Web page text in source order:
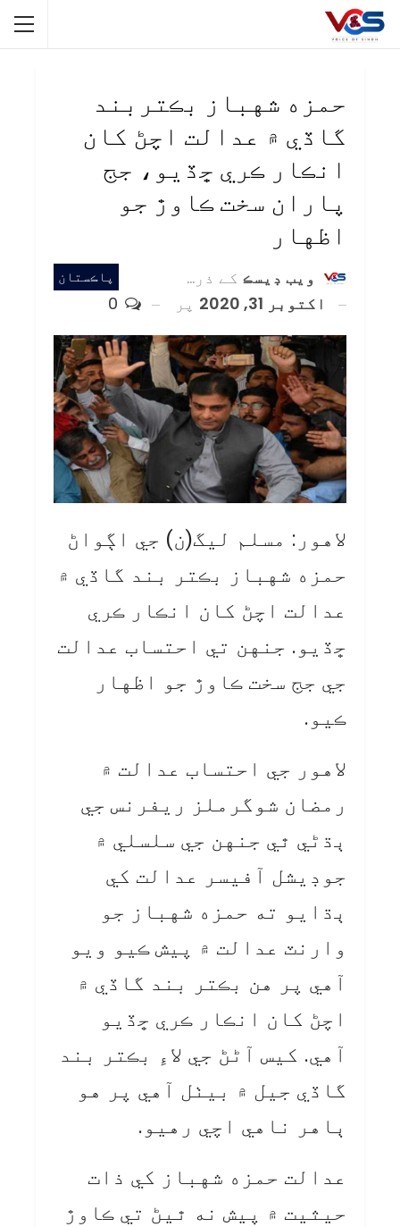
حمزه شهباز بڪتربند
گاڏي ۾ عدالت اچڻ کان
انڪار ڪري ڇڏيو، جج
پاران سخت ڪاوڙ جو
اظهار
پاڪستان ويب ڊيسڪ کے ذریعہ
اکتوبر 31, 2020
پر
لاهور: مسلم ليگ(ن) جي اڳواڻ
حمزه شهباز بڪتر بند گاڏي ۾
عدالت اچڻ کان انڪار ڪري
ڇڏيو. جنهن تي احتساب عدالت
جي جج سخت ڪاوڙ جو اظهار
ڪيو.
لاهور جي احتساب عدالت ۾
رمضان شوگرملز ريفرنس جي
ٻڌڻي ٿي جنهن جي سلسلي ۾
جوڊيشل آفيسر عدالت کي
ٻڌايو ته حمزه شهباز جو
وارنٽ عدالت ۾ پيش ڪيو ويو
آهي پر هن بڪتر بند گاڏي ۾
اچڻ کان انڪار ڪري ڇڏيو
آهي. کيس آڻڻ جي لاءِ بڪتر بند
گاڏي جيل ۾ بيٺل آهي پر هو
ٻاهر ناهي اچي رهيو.
عدالت حمزه شهباز کي ذات
حيثيت ۾ پيش نه ٿيڻ تي ڪاوڙ